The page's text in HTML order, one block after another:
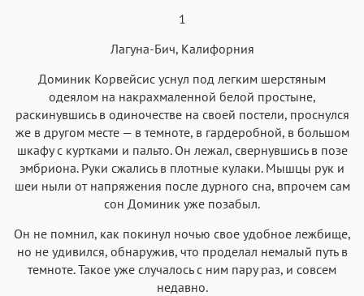
1
Лагуна-Бич, Калифорния
Доминик Корвейсис уснул под легким шерстяным
одеялом на накрахмаленной белой простыне,
раскинувшись в одиночестве на своей постели, проснулся
же в другом месте — в темноте, в гардеробной, в большом
шкафу с куртками и пальто. Он лежал, свернувшись в позе
эмбриона. Руки сжались в плотные кулаки. Мышцы рук и
шеи ныли от напряжения после дурного сна, впрочем сам
сон Доминик уже позабыл.
Он не помнил, как покинул ночью свое удобное лежбище,
но не удивился, обнаружив, что проделал немалый путь в
темноте. Такое уже случалось с ним пару раз, и совсем
недавно.